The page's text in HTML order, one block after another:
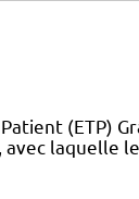
(ETP)
avec laquelle